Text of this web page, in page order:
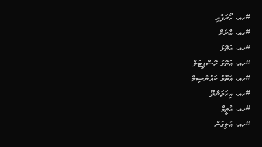
#ހއ. ހޯރަފުށި
#ހއ. ބާރަށް
#ހއ. އަތޮޅު
#ހއ. އަތޮޅު ހޮސްޕިޓަލް
#ހއ. އަތޮޅު ކައުންސިލް
#ހއ. އިހަވަންދޫ
#ހއ. އުތީމް
#ހއ. އުލިގަން